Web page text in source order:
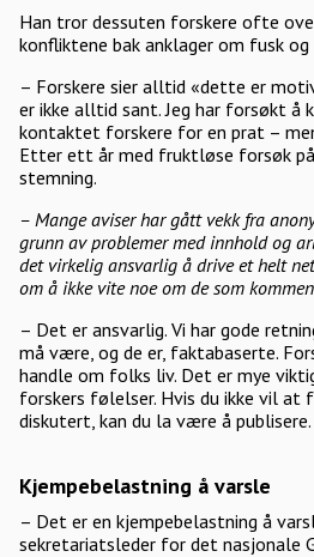
Han tror dessuten forskere ofte
konfliktene bak anklager om fusk og
– Forskere sier alltid «dette er
er ikke alltid sant. Jeg har forsøkt å
kontaktet forskere for en prat –
Etter ett år med fruktløse forsøk
stemning.
– Mange aviser har gått vekk fra
grunn av problemer med innhold og
det virkelig ansvarlig å drive et helt
om å ikke vite noe om de som
– Det er ansvarlig. Vi har gode
må være, og de er, faktabaserte.
handle om folks liv. Det er mye
forskers følelser. Hvis du ikke vil at
diskutert, kan du la være å publisere.
Kjempebelastning å varsle
– Det er en kjempebelastning å
sekretariatsleder for det nasjonale